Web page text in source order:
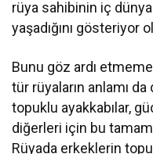
rüya sahibinin iç
yaşadığını gösteriyor
Bunu göz ardı
tür rüyaların anlamı
topuklu ayakkabılar,
diğerleri için bu
Rüyada erkeklerin